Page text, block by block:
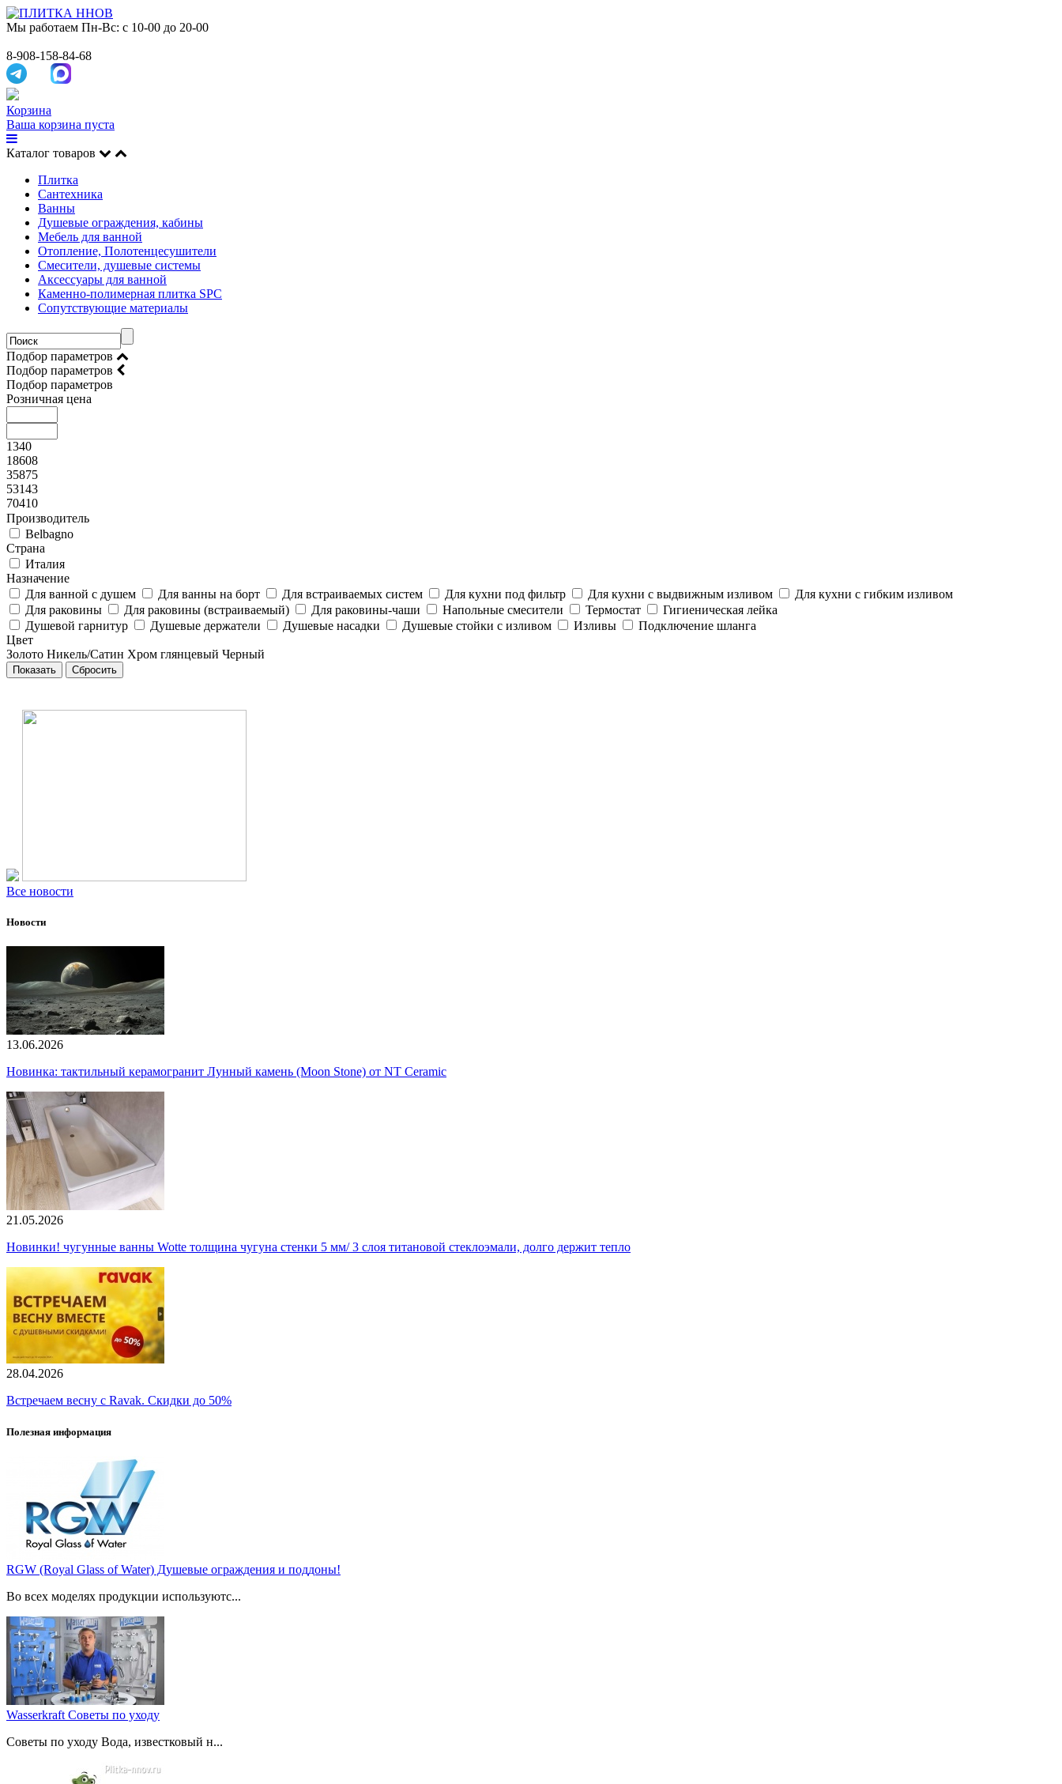
Мы работаем Пн-Вс: с 10-00 до 20-00
8-908-158-84-68
Корзина
Ваша корзина пуста
Каталог товаров
Плитка
Сантехника
Ванны
Душевые ограждения, кабины
Мебель для ванной
Отопление, Полотенцесушители
Смесители, душевые системы
Аксессуары для ванной
Каменно-полимерная плитка SPC
Сопутствующие материалы
Подбор параметров
Подбор параметров
Подбор параметров
Розничная цена
1340
18608
35875
53143
70410
Производитель
Belbagno
Страна
Италия
Назначение
Для ванной с душем
Для ванны на борт Для встраиваемых систем Для кухни под фильтр Для кухни с выдвижным изливом
Для кухни с гибким изливом
Для раковины
Для раковины (встраиваемый) Для раковины-чаши Напольные смесители Термостат
Гигиеническая лейка
Душевой гарнитур
Душевые держатели Душевые насадки Душевые стойки с изливом Изливы
Подключение шланга
Цвет
Золото Никель/Сатин Хром глянцевый Черный
Все новости
Новости
13.06.2026
Новинка: тактильный керамогранит Лунный камень (Moon Stone) от NT Ceramic
21.05.2026
Новинки! чугунные ванны Wotte толщина чугуна стенки 5 мм/ 3 слоя титановой стеклоэмали, долго держит тепло
28.04.2026
Встречаем весну с Ravak. Скидки до 50%
Полезная информация
RGW (Royal Glass of Water) Душевые ограждения и поддоны!
Во всех моделях продукции используютс...
Wasserkraft Советы по уходу
Советы по уходу Вода, известковый н...